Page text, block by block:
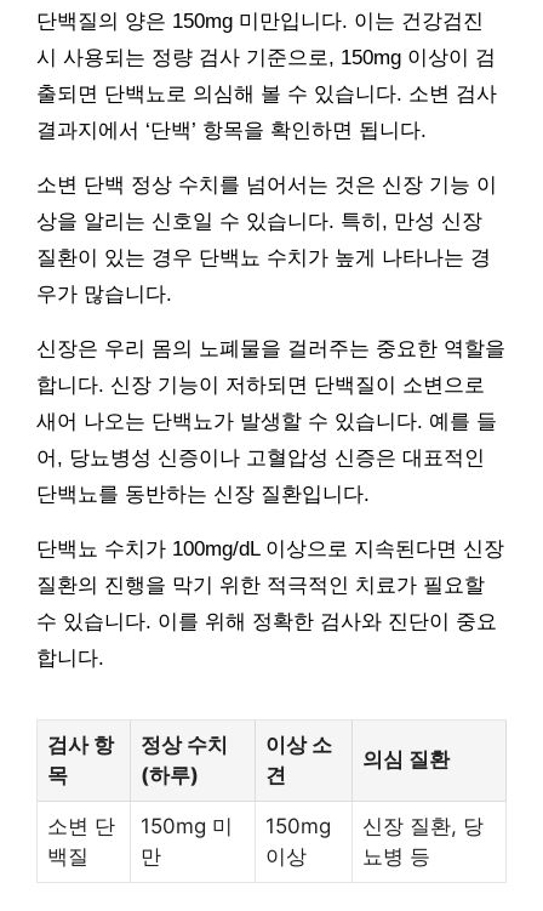
단백질의 양은 150mg 미만입니다. 이는 건강검진
시 사용되는 정량 검사 기준으로, 150mg 이상이 검
출되면 단백뇨로 의심해 볼 수 있습니다. 소변 검사
결과지에서 ‘단백’ 항목을 확인하면 됩니다.
소변 단백 정상 수치를 넘어서는 것은 신장 기능 이
상을 알리는 신호일 수 있습니다. 특히, 만성 신장
질환이 있는 경우 단백뇨 수치가 높게 나타나는 경
우가 많습니다.
신장은 우리 몸의 노폐물을 걸러주는 중요한 역할을
합니다. 신장 기능이 저하되면 단백질이 소변으로
새어 나오는 단백뇨가 발생할 수 있습니다. 예를 들
어, 당뇨병성 신증이나 고혈압성 신증은 대표적인
단백뇨를 동반하는 신장 질환입니다.
단백뇨 수치가 100mg/dL 이상으로 지속된다면 신장
질환의 진행을 막기 위한 적극적인 치료가 필요할
수 있습니다. 이를 위해 정확한 검사와 진단이 중요
합니다.
검사 항
목
정상 수치
(하루)
이상 소
견
의심 질환
소변 단
백질
150mg 미
만
150mg
이상
신장 질환, 당
뇨병 등